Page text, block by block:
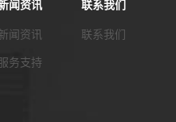
闻资讯
闻资讯
服务支持
联系我们
联系我们